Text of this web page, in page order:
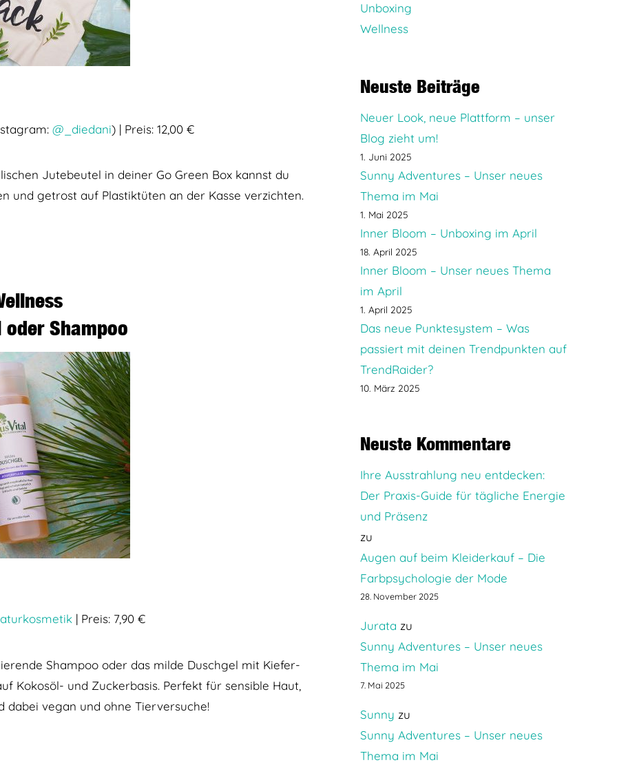
@_diedani) | Preis: 12,00 €
Jutebeutel in deiner Go Green Box kannst du
und getrost auf Plastiktüten an der Kasse verzichten.
oder Shampoo
| Preis: 7,90 €
Shampoo oder das milde Duschgel mit Kiefer-
Kokosöl- und Zuckerbasis. Perfekt für sensible Haut,
dabei vegan und ohne Tierversuche!
Unboxing
Wellness
Neuste Beiträge
Neuer Look, neue Plattform – unser
Blog zieht um!
1. Juni 2025
Sunny Adventures – Unser neues
Thema im Mai
1. Mai 2025
Inner Bloom – Unboxing im April
18. April 2025
Inner Bloom – Unser neues Thema
im April
1. April 2025
Das neue Punktesystem – Was
passiert mit deinen Trendpunkten auf
TrendRaider?
10. März 2025
Neuste Kommentare
Ihre Ausstrahlung neu entdecken:
Der Praxis-Guide für tägliche Energie
und Präsenz
zu
Augen auf beim Kleiderkauf – Die
Farbpsychologie der Mode
28. November 2025
Jurata zu
Sunny Adventures – Unser neues
Thema im Mai
7. Mai 2025
Sunny zu
Sunny Adventures – Unser neues
Thema im Mai